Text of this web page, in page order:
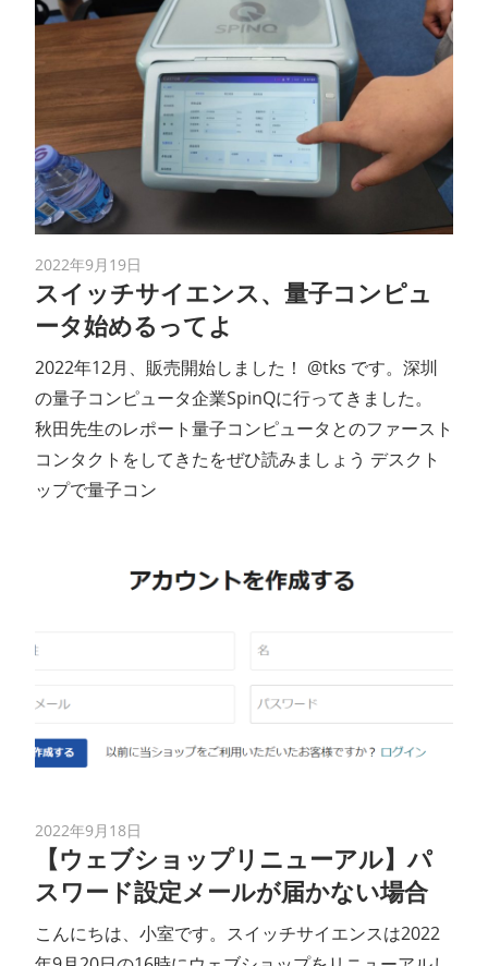
2022年9月19日
スイッチサイエンス、量子コンピュ
ータ始めるってよ
2022年12月、販売開始しました！ @tks です。深圳
の量子コンピュータ企業SpinQに行ってきました。
秋田先生のレポート量子コンピュータとのファースト
コンタクトをしてきたをぜひ読みましょう デスクト
ップで量子コン
2022年9月18日
【ウェブショップリニューアル】パ
スワード設定メールが届かない場合
こんにちは、小室です。スイッチサイエンスは2022